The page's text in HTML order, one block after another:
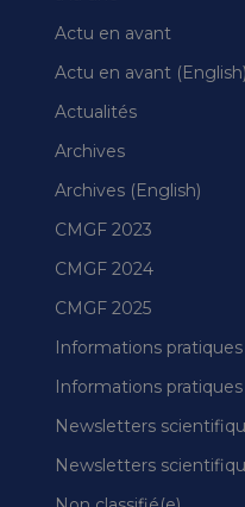
Actu en avant
Actu en avant (English)
Actualités
Archives
Archives (English)
CMGF 2023
CMGF 2024
CMGF 2025
Informations pratiques
Informations pratiques
Newsletters
Newsletters